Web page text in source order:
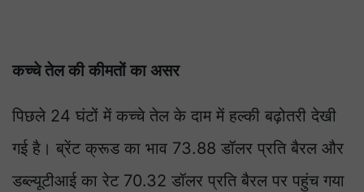
कच्चे तेल की कीमतों का असर
पिछले 24 घंटों में कच्चे तेल के दाम में हल्की बढ़ोतरी देखी
गई है। ब्रेंट क्रूड का भाव 73.88 डॉलर प्रति बैरल और
डब्ल्यूटीआई का रेट 70.32 डॉलर प्रति बैरल पर पहुंच गया